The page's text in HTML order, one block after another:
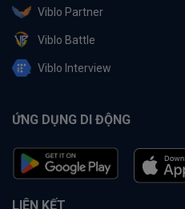
Viblo Partner
Viblo Battle
Viblo Interview
ỨNG DỤNG DI ĐỘNG
LIÊN KẾT